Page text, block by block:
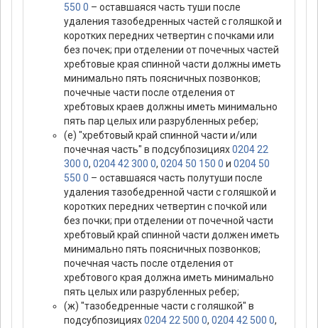
550 0 – оставшаяся часть туши после
удаления тазобедренных частей с голяшкой и
коротких передних четвертин с почками или
без почек; при отделении от почечных частей
хребтовые края спинной части должны иметь
минимально пять поясничных позвонков;
почечные части после отделения от
хребтовых краев должны иметь минимально
пять пар целых или разрубленных ребер;
(е) "хребтовый край спинной части и/или
почечная часть" в подсубпозициях0204 22
300 0, 0204 42 300 0, 0204 50 150 0 и 0204 50
550 0 – оставшаяся часть полутуши после
удаления тазобедренной части с голяшкой и
коротких передних четвертин с почкой или
без почки; при отделении от почечной части
хребтовый край спинной части должен иметь
минимально пять поясничных позвонков;
почечная часть после отделения от
хребтового края должна иметь минимально
пять целых или разрубленных ребер;
(ж) "тазобедренные части с голяшкой" в
подсубпозициях0204 22 500 0, 0204 42 500 0,